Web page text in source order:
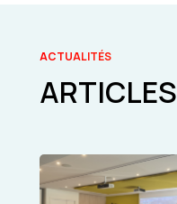
ACTUALITÉS